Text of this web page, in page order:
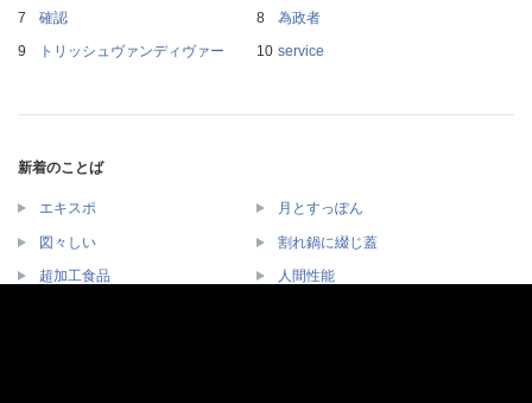
確認
為政者
トリッシュヴァンディヴァー
service
新着のことば
エキスポ 月とすっぽん
図々しい 割れ鍋に綴じ蓋
超加工食品 人間性能